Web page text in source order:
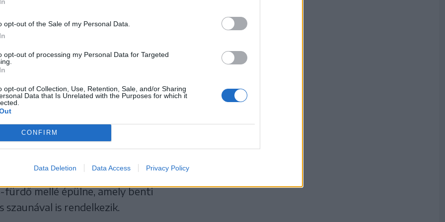
opt-out of the Sale of my Personal Data.
opt-out of processing my Personal Data for Targeted
opt-out of Collection, Use, Retention, Sale, and/or Sharing
Data that Is Unrelated with the Purposes for which it
CONFIRM
Data Deletion Data Access Privacy Policy
lehet számítani a közbeszerzések
Hozzátette, hogy
nem jött jól ennek a
mert ez
eredményez, de
a döntést.
fürdő mellé épülne, amely benti
szaunával is rendelkezik.